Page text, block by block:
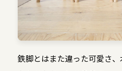
鉄脚とはまた違った可愛さ